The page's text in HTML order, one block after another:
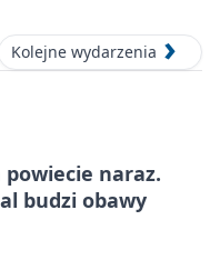
Kolejne wydarzenia
powiecie naraz.
budzi obawy